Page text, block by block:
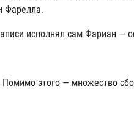
Фарелла.
исполнял сам Фариан —
Помимо этого — множество